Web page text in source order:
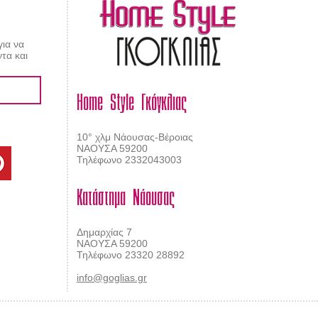
να
και
Home Style Γκόγκλιας
10° χλμ Νάουσας-Βέροιας
ΝΑΟΥΣΑ 59200
Τηλέφωνο 2332043003
Κατάστημα Νάουσας
Δημαρχίας 7
ΝΑΟΥΣΑ 59200
Τηλέφωνο 23320 28892
info@goglias.gr